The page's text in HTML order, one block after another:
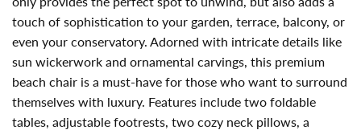
touch of sophistication to your garden, terrace, balcony, or
even your conservatory. Adorned with intricate details like
sun wickerwork and ornamental carvings, this premium
beach chair is a must-have for those who want to surround
themselves with luxury. Features include two foldable
tables, adjustable footrests, two cozy neck pillows, a